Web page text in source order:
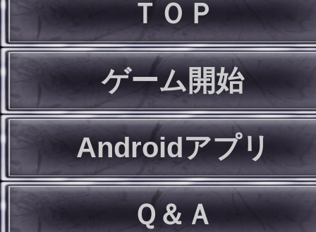
ＴＯＰ
ゲーム開始
Androidアプリ
Ｑ＆Ａ